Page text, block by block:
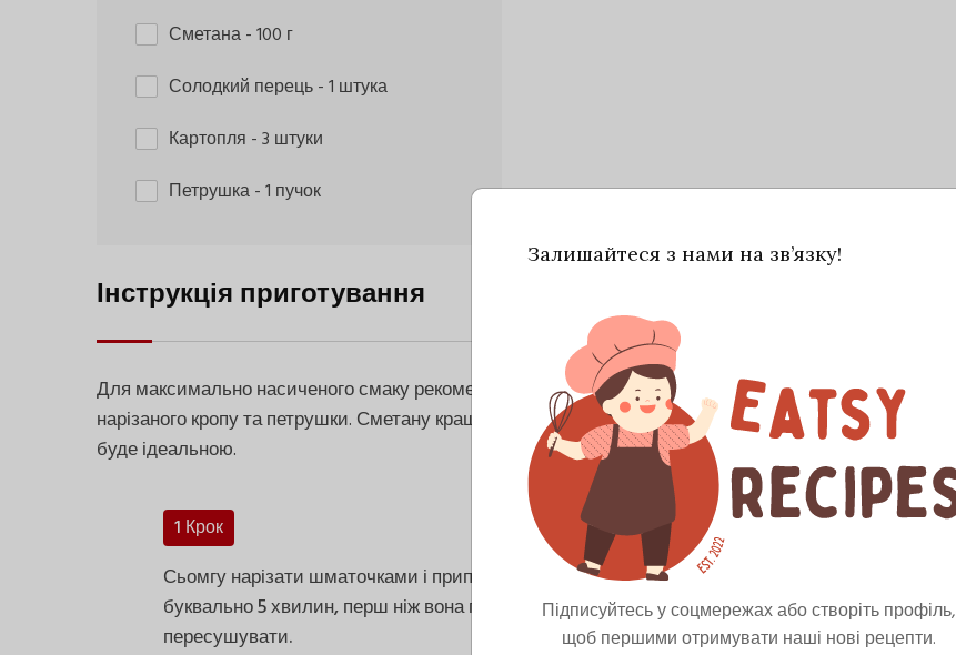
Сметана- 100 г
Солодкий перець- 1 штука
Картопля - 3 штуки
Петрушка- 1 пучок
Інструкція приготування
Для максимально насиченого смаку рекомендую додавати у страву ніжну суміш дрібно
нарізаного кропу та петрушки. Сметану краще брати жирністю не менше 20% — гармонія текстури
буде ідеальною.
1 Крок
Сьомгу нарізати шматочками і припустити на сковорідці з оливковою олією
буквально 5 хвилин, перш ніж вона почне розпадатися структурою. Чи не
пересушувати.
Залишайтеся з нами на зв’язку!
Підписуйтесь у соцмережах або створіть профіль,
щоб першими отримувати наші нові рецепти.